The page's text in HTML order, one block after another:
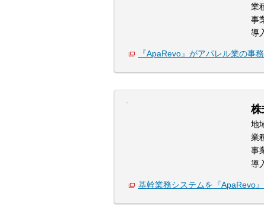
業
事
導
『ApaRevo』がアパレル業の事
株
地
業
事
導
基幹業務システムを『ApaRevo